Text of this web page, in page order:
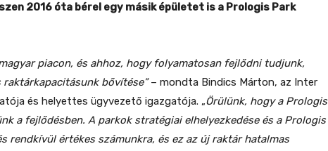
2016 óta bérel egy másik épületet is a Prologis Park
piacon, és ahhoz, hogy folyamatosan fejlődni tudjunk,
bővítése”– mondta Bindics Márton, az Inter
és helyettes ügyvezető igazgatója. „Örülünk, hogy a Prologis
a fejlődésben. A parkok stratégiai elhelyezkedése és a Prologis
rendkívül értékes számunkra, és ez az új raktár hatalmas